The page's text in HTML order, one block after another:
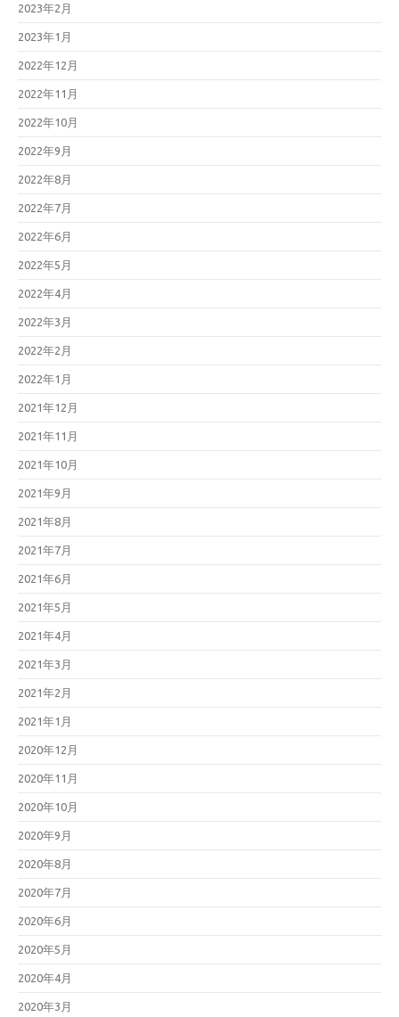
2023年2月
2023年1月
2022年12月
2022年11月
2022年10月
2022年9月
2022年8月
2022年7月
2022年6月
2022年5月
2022年4月
2022年3月
2022年2月
2022年1月
2021年12月
2021年11月
2021年10月
2021年9月
2021年8月
2021年7月
2021年6月
2021年5月
2021年4月
2021年3月
2021年2月
2021年1月
2020年12月
2020年11月
2020年10月
2020年9月
2020年8月
2020年7月
2020年6月
2020年5月
2020年4月
2020年3月